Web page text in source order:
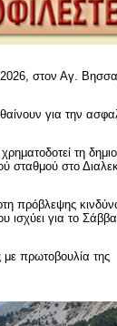
2026, στον Αγ.
για την
τη
σταθμού στο
πρόβλεψης
ισχύει για το
με πρωτοβουλία της